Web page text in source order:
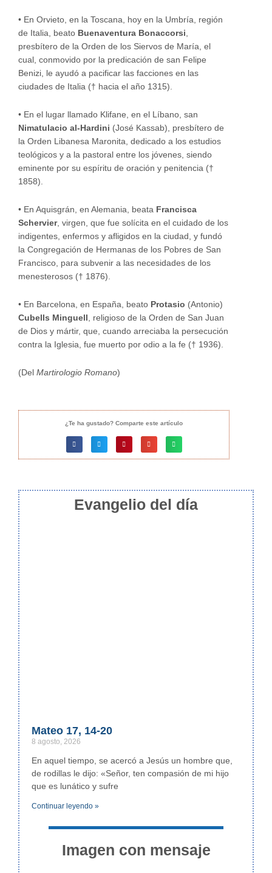
• En Orvieto, en la Toscana, hoy en la Umbría, región
de Italia, beato Buenaventura Bonaccorsi,
presbítero de la Orden de los Siervos de María, el
cual, conmovido por la predicación de san Felipe
Benizi, le ayudó a pacificar las facciones en las
ciudades de Italia († hacia el año 1315).
• En el lugar llamado Klifane, en el Líbano, san
Nimatulacio al-Hardini (José Kassab), presbítero de
la Orden Libanesa Maronita, dedicado a los estudios
teológicos y a la pastoral entre los jóvenes, siendo
eminente por su espíritu de oración y penitencia (†
1858).
• En Aquisgrán, en Alemania, beata Francisca
Schervier, virgen, que fue solícita en el cuidado de los
indigentes, enfermos y afligidos en la ciudad, y fundó
la Congregación de Hermanas de los Pobres de San
Francisco, para subvenir a las necesidades de los
menesterosos († 1876).
• En Barcelona, en España, beato Protasio (Antonio)
Cubells Minguell , religioso de la Orden de San Juan
de Dios y mártir, que, cuando arreciaba la persecución
contra la Iglesia, fue muerto por odio a la fe († 1936).
(Del Martirologio Romano)
¿Te ha gustado? Comparte este artículo
Evangelio del día
Mateo 17, 14-20
8 agosto, 2026
En aquel tiempo, se acercó a Jesús un hombre que,
de rodillas le dijo: «Señor, ten compasión de mi hijo
que es lunático y sufre
Continuar leyendo »
Imagen con mensaje